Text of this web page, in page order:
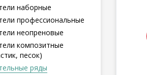
наборные
профессиональные
неопреновые
композитные
песок)
ряды